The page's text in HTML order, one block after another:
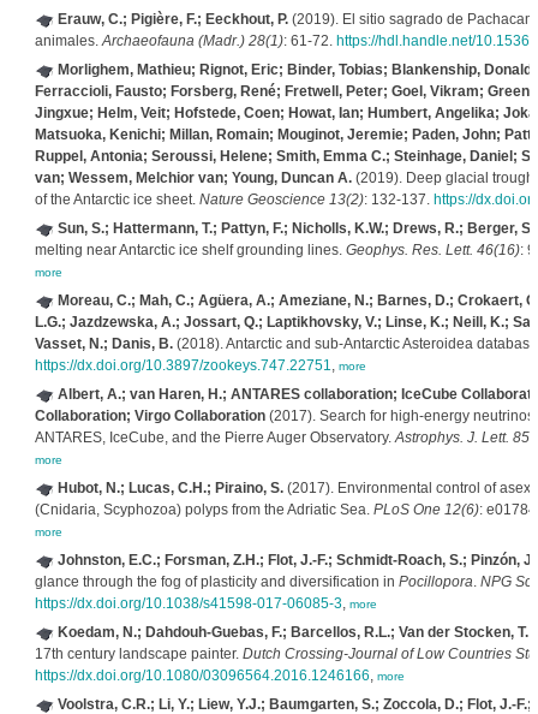
Erauw, C.; Pigière, F.; Eeckhout, P.(2019). El sitio sagrado de
animales.Archaeofauna (Madr.) 28(1): 61-72. https://hdl.handle.net/
Morlighem, Mathieu; Rignot, Eric; Binder, Tobias; Blankenship,
Ferraccioli, Fausto; Forsberg, René; Fretwell, Peter; Goel, Vikram;
Jingxue; Helm, Veit; Hofstede, Coen; Howat, Ian; Humbert, Angelika;
Matsuoka, Kenichi; Millan, Romain; Mouginot, Jeremie; Paden, John;
Ruppel, Antonia; Seroussi, Helene; Smith, Emma C.; Steinhage, Daniel;
van; Wessem, Melchior van; Young, Duncan A.(2019). Deep glacial
of the Antarctic ice sheet. Nature Geoscience 13(2): 132-137. https://
Sun, S.; Hattermann, T.; Pattyn, F.; Nicholls, K.W.; Drews, R.; Berger, S.
melting near Antarctic ice shelf grounding lines. Geophys. Res. Lett. 46(16):
more
Moreau, C.; Mah, C.; Agüera, A.; Ameziane, N.; Barnes, D.; Crokaert,
L.G.; Jazdzewska, A.; Jossart, Q.; Laptikhovsky, V.; Linse, K.; Neill, K.;
Vasset, N.; Danis, B.(2018). Antarctic and sub-Antarctic Asteroidea
https://dx.doi.org/10.3897/zookeys.747.22751, more
Albert, A.; van Haren, H.; ANTARES collaboration; IceCube
Collaboration; Virgo Collaboration(2017). Search for high-energy
ANTARES, IceCube, and the Pierre Auger Observatory.Astrophys. J. Lett.
more
Hubot, N.; Lucas, C.H.; Piraino, S.(2017). Environmental control of
(Cnidaria, Scyphozoa) polyps from the Adriatic Sea. PLoS One 12(6):
more
Johnston, E.C.; Forsman, Z.H.; Flot, J.-F.; Schmidt-Roach, S.; Pinzón,
glance through the fog of plasticity and diversification in Pocillopora. NPG
https://dx.doi.org/10.1038/s41598-017-06085-3, more
Koedam, N.; Dahdouh-Guebas, F.; Barcellos, R.L.; Van der Stocken, T.
17th century landscape painter. Dutch Crossing-Journal of Low Countries
https://dx.doi.org/10.1080/03096564.2016.1246166, more
Voolstra, C.R.; Li, Y.; Liew, Y.J.; Baumgarten, S.; Zoccola, D.; Flot, J.-